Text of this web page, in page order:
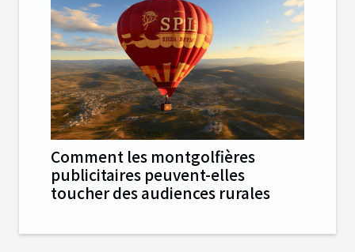
Comment les montgolfières
publicitaires peuvent-elles
toucher des audiences rurales